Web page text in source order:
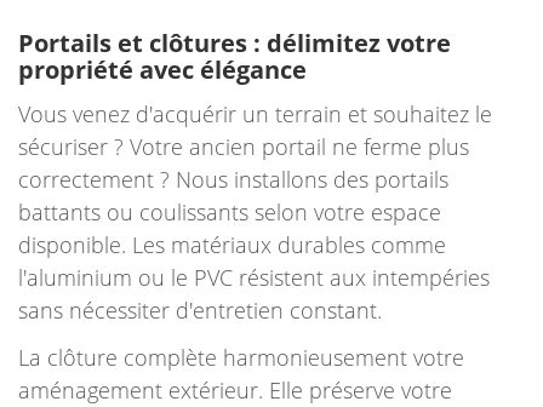
Portails et clôtures : délimitez votre
propriété avec élégance
Vous venez d'acquérir un terrain et souhaitez le
sécuriser ? Votre ancien portail ne ferme plus
correctement ? Nous installons des portails
battants ou coulissants selon votre espace
disponible. Les matériaux durables comme
l'aluminium ou le PVC résistent aux intempéries
sans nécessiter d'entretien constant.
La clôture complète harmonieusement votre
aménagement extérieur. Elle préserve votre